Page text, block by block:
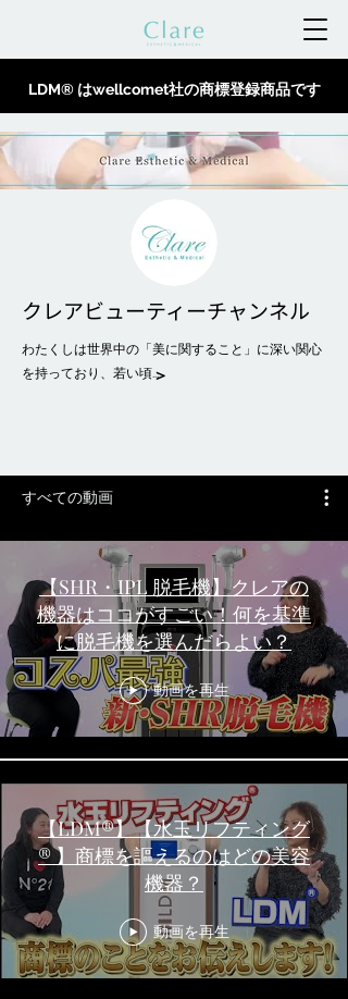
LDM® はwellcomet社の商標登録商品です
クレアビューティーチャンネル
わたくしは世界中の「美に関すること」に深い関心
を持っており、若い頃...
＞
すべての動画
【SHR・IPL 脱毛機】クレアの
機器はココがすごい！何を基準
に脱毛機を選んだらよい？
動画を再生
【LDM®】【水玉リフティング
® 】商標を謳えるのはどの美容
機器？
動画を再生